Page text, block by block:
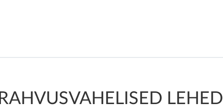
RAHVUSVAHELISED LEHED